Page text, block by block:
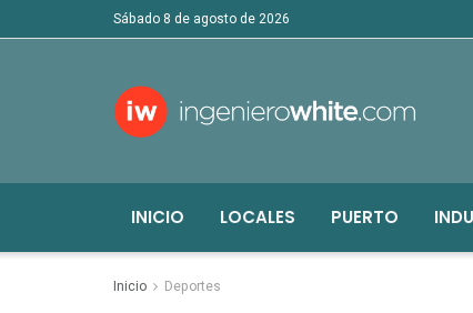
sábado 8 de agosto de 2026
INICIO LOCALES PUERTO
Inicio Deportes